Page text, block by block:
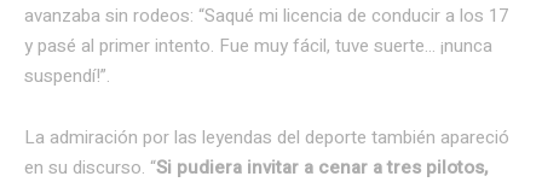
avanzaba sin rodeos: “Saqué mi licencia de conducir a los 17
y pasé al primer intento. Fue muy fácil, tuve suerte… ¡nunca
suspendí!”.
La admiración por las leyendas del deporte también apareció
en su discurso. “Si pudiera invitar a cenar a tres pilotos,